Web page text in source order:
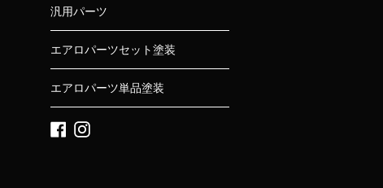
汎用パーツ
エアロパーツセット塗装
エアロパーツ単品塗装
FacebookInstagram